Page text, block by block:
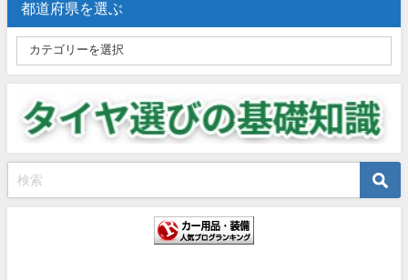
都道府県を選ぶ